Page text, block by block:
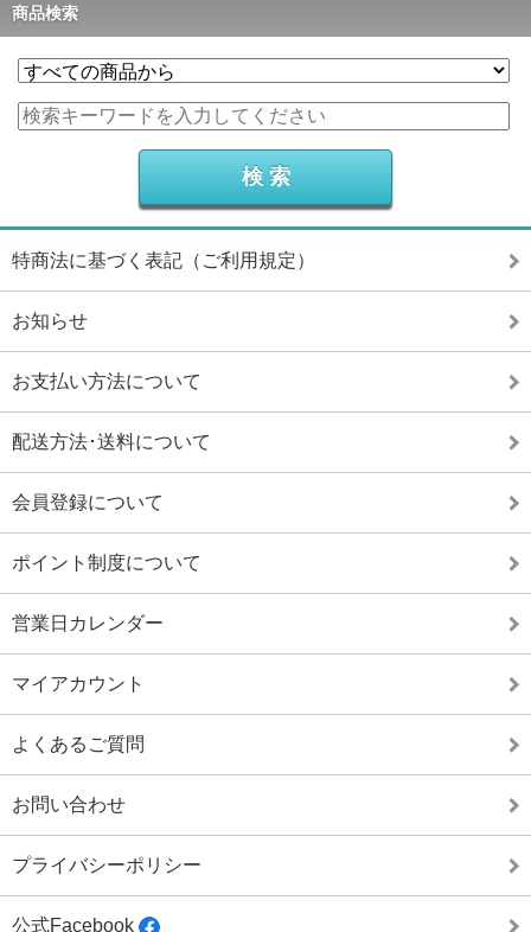
商品検索
特商法に基づく表記（ご利用規定）
お知らせ
お支払い方法について
配送方法･送料について
会員登録について
ポイント制度について
営業日カレンダー
マイアカウント
よくあるご質問
お問い合わせ
プライバシーポリシー
公式Facebook